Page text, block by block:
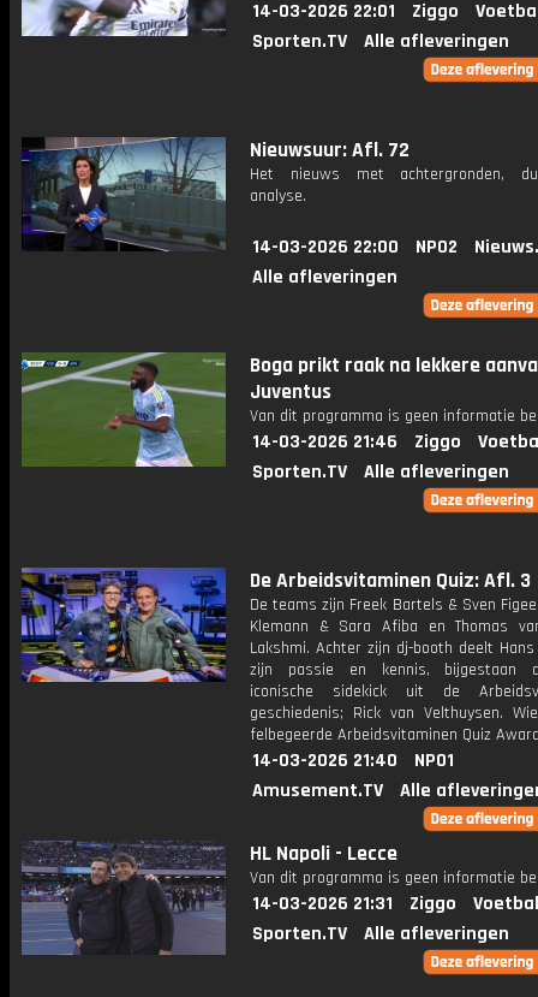
14-03-2026 22:01 Ziggo
Sporten.TV
Alle afleveringen
Nieuwsuur: Afl. 72
Het nieuws met achtergronden,
analyse.
14-03-2026 22:00 NPO2
Alle afleveringen
Boga prikt raak na lekkere
Juventus
Van dit programma is geen informatie
14-03-2026 21:46 Ziggo
Sporten.TV
Alle afleveringen
De Arbeidsvitaminen Quiz: Afl. 3
De teams zijn Freek Bartels & Sven
Klemann & Sara Afiba en Thomas
Lakshmi. Achter zijn dj-booth deelt
zijn passie en kennis, bijgestaan
iconische sidekick uit de
geschiedenis; Rick van Velthuysen.
felbegeerde Arbeidsvitaminen Quiz
14-03-2026 21:40
NPO1
Amusement.TV
Alle
HL Napoli - Lecce
Van dit programma is geen informatie
14-03-2026 21:31 Ziggo
Sporten.TV
Alle afleveringen